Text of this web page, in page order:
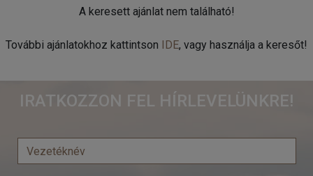
A keresett ajánlat nem található!
További ajánlatokhoz kattintson IDE, vagy használja a keresőt!
IRATKOZZON FEL HÍRLEVELÜNKRE!